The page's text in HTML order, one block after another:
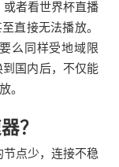
者看世界杯直播
直接无法播放。
么同样受地域限
国内后，不仅能
。
？
点少，连接不稳